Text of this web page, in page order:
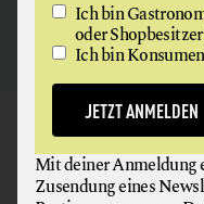
GAUMEN HOCH
NEWSLETTER
Ich bin
oder
Ich bin
JETZT ANMELDEN
Mit deiner Anmeldung
Zusendung eines